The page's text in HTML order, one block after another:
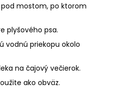
mostom, po ktorom
plyšového psa.
vodnú priekopu okolo
na čajový večierok.
ako obväz.